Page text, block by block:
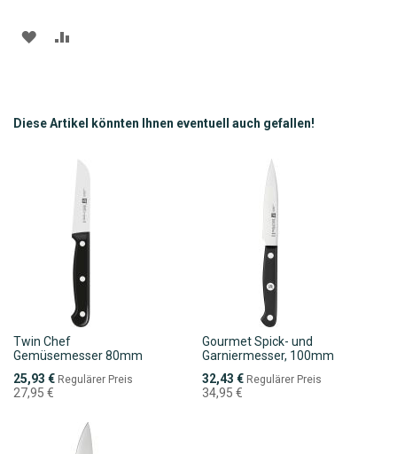
ZUR
Diese Artikel könnten Ihnen eventuell auch gefallen!
Twin Chef
Gemüsemesser 80mm
Sonderpreis
25,93 € Regulärer Preis
27,95 €
Gourmet Spick- und
Garniermesser, 100mm
Sonderpreis
32,43 € Regulärer Preis
34,95 €